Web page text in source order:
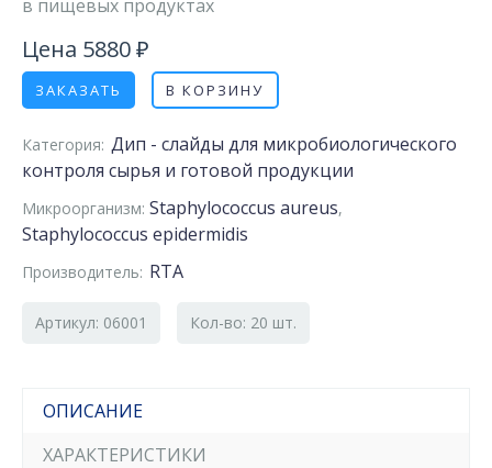
в пищевых продуктах
Цена 5880 ₽
ЗАКАЗАТЬ В КОРЗИНУ
Категория: Дип - слайды для микробиологического
контроля сырья и готовой продукции
Микроорганизм: Staphylococcus aureus,
Staphylococcus epidermidis
Производитель: RTA
Артикул: 06001 Кол-во: 20 шт.
ОПИСАНИЕ
ХАРАКТЕРИСТИКИ